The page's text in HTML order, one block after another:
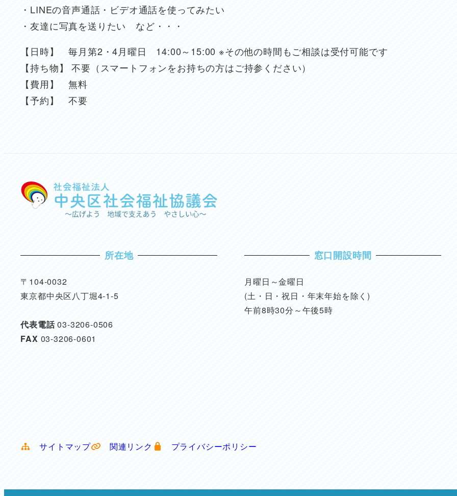
・LINEの音声通話・ビデオ通話を使ってみたい
・友達に写真を送りたい など・・・
【日時】 毎月第2・4月曜日 14:00～15:00 ※その他の時間もご相談は受付可能です
【持ち物】 不要（スマートフォンをお持ちの方はご持参ください）
【費用】 無料
【予約】 不要
所在地
〒104-0032
東京都中央区八丁堀4-1-5
代表電話03-3206-0506
FAX 03-3206-0601
窓口開設時間
月曜日～金曜日
(土・日・祝日・年末年始を除く)
午前8時30分～午後5時
サイトマップ 関連リンク プライバシーポリシー